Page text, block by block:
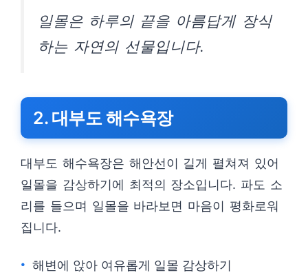
일몰은 하루의 끝을 아름답게 장식
하는 자연의 선물입니다.
2. 대부도 해수욕장
대부도 해수욕장은 해안선이 길게 펼쳐져 있어
일몰을 감상하기에 최적의 장소입니다. 파도 소
리를 들으며 일몰을 바라보면 마음이 평화로워
집니다.
해변에 앉아 여유롭게 일몰 감상하기